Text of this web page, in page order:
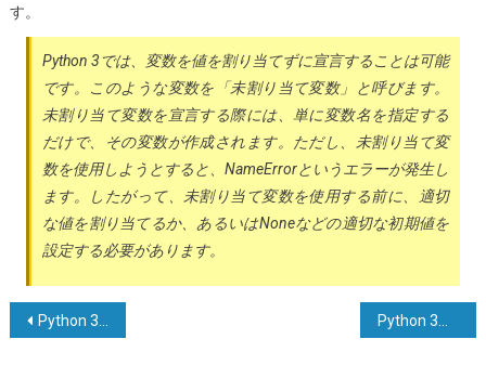
す。
Python 3では、変数を値を割り当てずに宣言することは可能
です。このような変数を「未割り当て変数」と呼びます。
未割り当て変数を宣言する際には、単に変数名を指定する
だけで、その変数が作成されます。ただし、未割り当て変
数を使用しようとすると、NameErrorというエラーが発生し
ます。したがって、未割り当て変数を使用する前に、適切
な値を割り当てるか、あるいはNoneなどの適切な初期値を
設定する必要があります。
投 Python 3において、open()は存在しないファイルを作成しません。